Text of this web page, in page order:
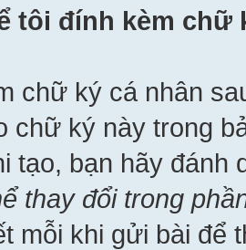
tôi đính kèm chữ
chữ ký cá nhân
chữ ký này trong
tạo, bạn hãy
thay đổi trong
mỗi khi gửi bài để